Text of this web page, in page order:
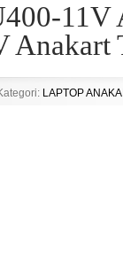
11V
LAPTOP